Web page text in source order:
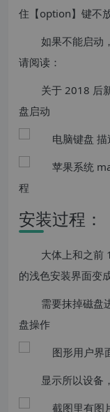
住【option】键不
如果不能启动
请阅读：
关于 2018 后
盘启动
安装过程：
大体上和之前
的浅色安装界面变
需要抹掉磁盘
盘操作
显示所以设备